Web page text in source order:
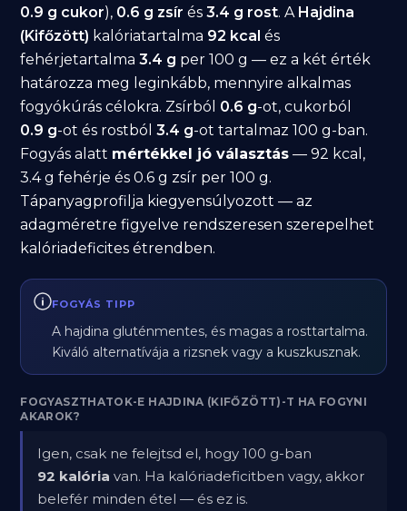
0.9 g cukor), 0.6 g zsír és3.4 g rost. A Hajdina
(Kifőzött) kalóriatartalma 92 kcal és
fehérjetartalma3.4 g per 100 g — ez a két érték
határozza meg leginkább, mennyire alkalmas
fogyókúrás célokra. Zsírból 0.6 g-ot, cukorból
0.9 g-ot és rostból3.4 g-ot tartalmaz 100 g-ban.
Fogyás alatt mértékkel jó választás — 92 kcal,
3.4 g fehérje és 0.6 g zsír per 100 g.
Tápanyagprofilja kiegyensúlyozott — az
adagméretre figyelve rendszeresen szerepelhet
kalóriadeficites étrendben.
FOGYÁS TIPP
A hajdina gluténmentes, és magas a rosttartalma.
Kiváló alternatívája a rizsnek vagy a kuszkusznak.
FOGYASZTHATOK-E HAJDINA (KIFŐZÖTT)-T HA FOGYNI
AKAROK?
Igen, csak ne felejtsd el, hogy 100 g-ban
92 kalória van. Ha kalóriadeficitben vagy, akkor
belefér minden étel — és ez is.